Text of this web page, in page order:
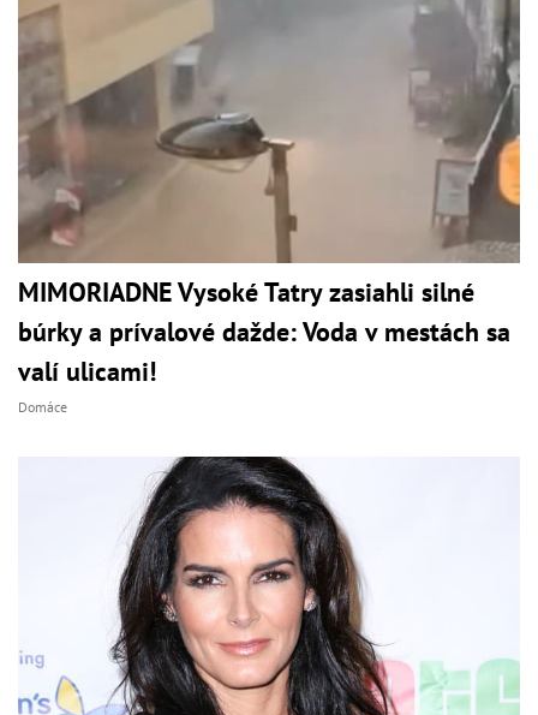
MIMORIADNE Vysoké Tatry zasiahli silné
búrky a prívalové dažde: Voda v mestách sa
valí ulicami!
Domáce